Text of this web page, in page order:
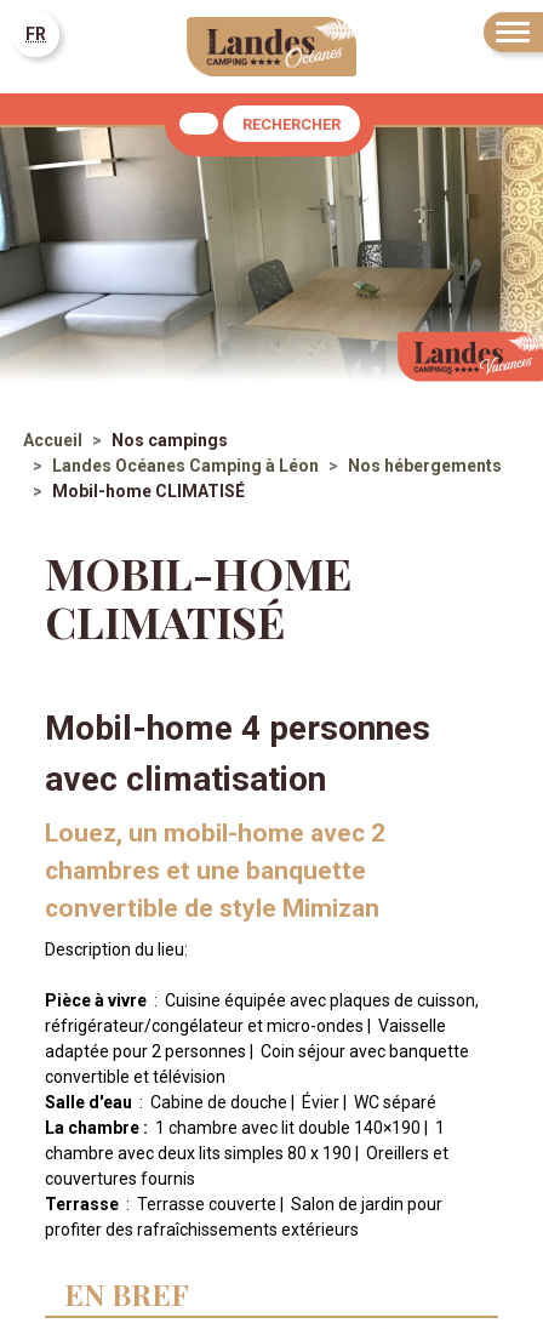
FR
RECHERCHER
Accueil
Nos campings
Landes Océanes Camping à Léon
Nos hébergements
Mobil-home CLIMATISÉ
MOBIL-HOME
CLIMATISÉ
Mobil-home 4 personnes
avec climatisation
Louez, un mobil-home avec 2
chambres et une banquette
convertible de style Mimizan
Description du lieu:
Pièce à vivre :Cuisine équipée avec plaques de cuisson,
réfrigérateur/congélateur et micro-ondes |Vaisselle
adaptée pour 2 personnes |Coin séjour avec banquette
convertible et télévision
Salle d'eau :Cabine de douche | Évier |WC séparé
La chambre : 1 chambre avec lit double 140×190 | 1
chambre avec deux lits simples 80 x 190 |Oreillers et
couvertures fournis
Terrasse :Terrasse couverte |Salon de jardin pour
profiter des rafraîchissements extérieurs
EN BREF